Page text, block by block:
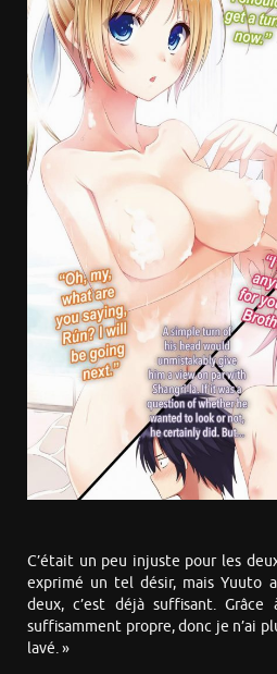
C’était un peu injuste pour les
exprimé un tel désir, mais Yuuto
deux, c’est déjà suffisant.
suffisamment propre, donc je n’ai
lavé. »